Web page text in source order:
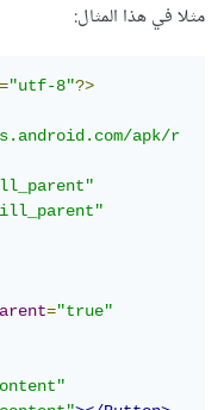
مثلا في هذا المثال:
="utf-8"?>
apk/r
="true"